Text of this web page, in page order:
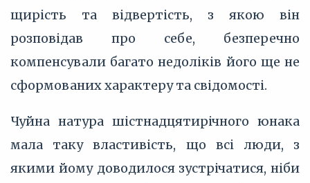
щирість та відвертість, з якою він
розповідав про себе, безперечно
компенсували багато недоліків його ще не
сформованих характеру та свідомості.
Чуйна натура шістнадцятирічного юнака
мала таку властивість, що всі люди, з
якими йому доводилося зустрічатися, ніби